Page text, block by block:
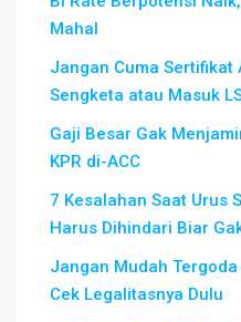
Mahal
Jangan Cuma Sertifikat
Sengketa atau Masuk
Gaji Besar Gak
KPR di-ACC
7 Kesalahan Saat Urus
Harus Dihindari Biar
Jangan Mudah
Cek Legalitasnya Dulu